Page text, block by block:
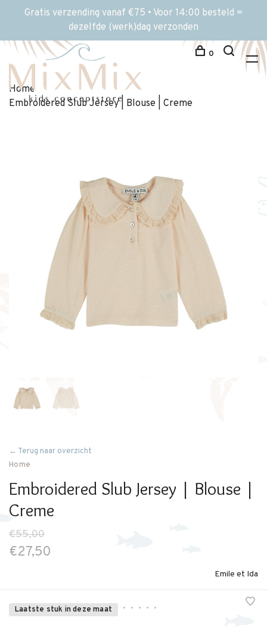
Gratis verzending vanaf €75 • Voor 14:00 besteld =
dezelfde (werk)dag verzonden
0
Home
Embroidered Slub Jersey | Blouse | Creme
← Terug naar overzicht
Home
Embroidered Slub Jersey | Blouse |
Creme
€55,00
€27,50
Emile et Ida
Laatste stuk in deze maat • • • • •